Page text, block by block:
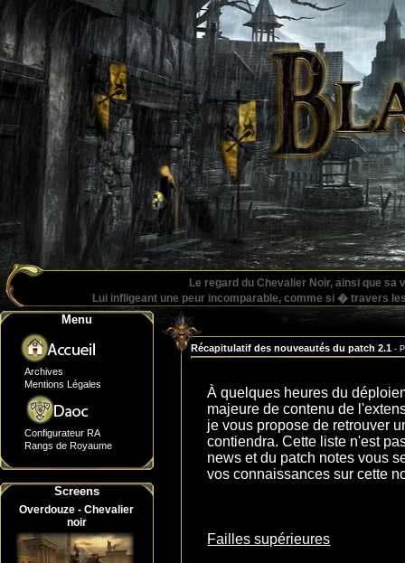
Le regard du Chevalier Noir, ainsi que
Lui infligeant une peur incomparable, comme si � travers
Menu
Archives
Mentions Légales
Configurateur RA
Rangs de Royaume
Screens
Overdouze - Chevalier
noir
Récapitulatif des nouveautés du patch 2.1 -
À quelques heures du
majeure de contenu de
je vous propose de retrouver
contiendra. Cette liste n'est
news et du patch notes vous
vos connaissances sur cette
Failles supérieures